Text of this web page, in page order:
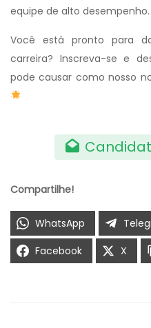
equipe de alto desempenho.
Você está pronto para
carreira? Inscreva-se e
pode causar como nosso
Compartilhe!
WhatsApp
Facebook
X